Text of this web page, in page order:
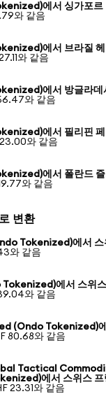
에서 싱가포르
와 같음
에서 브라질
와 같음
에서 방글라데
와 같음
에서 필리핀
와 같음
에서 폴란드 즐
와 같음
변환
Tokenized)에서 스
와 같음
에서 스위
와 같음
(Ondo Tokenized)에
80.68와 같음
Tactical
에서 스위스 프
23.31와 같음